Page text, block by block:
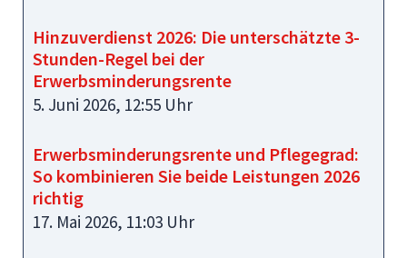
Hinzuverdienst 2026: Die unterschätzte 3-
Stunden-Regel bei der
Erwerbsminderungsrente
5. Juni 2026, 12:55 Uhr
Erwerbsminderungsrente und Pflegegrad:
So kombinieren Sie beide Leistungen 2026
richtig
17. Mai 2026, 11:03 Uhr